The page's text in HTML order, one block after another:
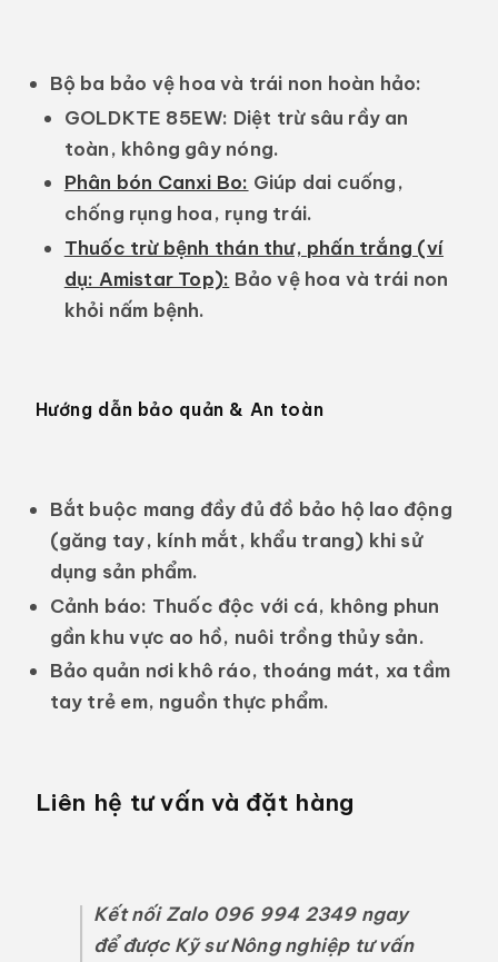
Bộ ba bảo vệ hoa và trái non hoàn hảo:
GOLDKTE 85EW: Diệt trừ sâu rầy an
toàn, không gây nóng.
Phân bón Canxi Bo: Giúp dai cuống,
chống rụng hoa, rụng trái.
Thuốc trừ bệnh thán thư, phấn trắng (ví
dụ: Amistar Top): Bảo vệ hoa và trái non
khỏi nấm bệnh.
Hướng dẫn bảo quản & An toàn
Bắt buộc mang đầy đủ đồ bảo hộ lao động
(găng tay, kính mắt, khẩu trang) khi sử
dụng sản phẩm.
Cảnh báo: Thuốc độc với cá, không phun
gần khu vực ao hồ, nuôi trồng thủy sản.
Bảo quản nơi khô ráo, thoáng mát, xa tầm
tay trẻ em, nguồn thực phẩm.
Liên hệ tư vấn và đặt hàng
Kết nối Zalo 096 994 2349 ngay
để được Kỹ sư Nông nghiệp tư vấn